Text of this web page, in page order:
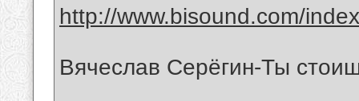
http://www.bisound.com/
Вячеслав Серёгин-Ты